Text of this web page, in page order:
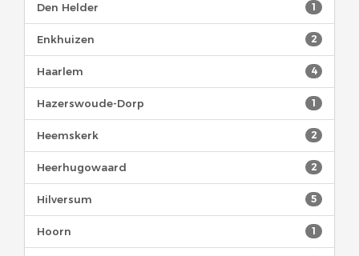
1
Den Helder
2
Enkhuizen
4
Haarlem
1
Hazerswoude-Dorp
2
Heemskerk
2
Heerhugowaard
5
Hilversum
1
Hoorn